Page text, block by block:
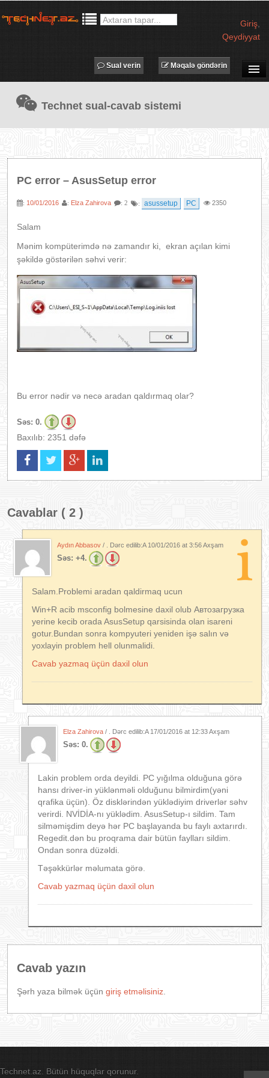
Giriş
Qeydiyyat
TECHNET TV
MƏQALƏLƏR
PROQRAMLAR
AVADANLIQLAR
XƏBƏRLƏR
Məqalə göndərin
Sual verin
Technet sual-cavab sistemi
PC error – AsusSetup error
: 10/01/2016 : Elza Zahirova : 2 : asussetup PC 2350
Salam
Mənim kompüterimdə nə zamandır ki, ekran açılan kimi
şəkildə göstərilən səhvi verir:
Bu error nədir və necə aradan qaldırmaq olar?
Səs: 0.
Baxılıb: 2351 dəfə
Cavablar ( 2 )
Aydın Abbasov / . Dərc edilib:A 10/01/2016 at 3:56 Axşam
Səs: +4.
Salam.Problemi aradan qaldirmaq ucun
Win+R acib msconfig bolmesine daxil olub Автозагрузка
yerine kecib orada AsusSetup qarsisinda olan isareni
gotur.Bundan sonra kompyuteri yeniden işə salın və
yoxlayin problem hell olunmalidi.
Cavab yazmaq üçün daxil olun
Elza Zahirova / . Dərc edilib:A 17/01/2016 at 12:33 Axşam
Səs: 0.
Lakin problem orda deyildi. PC yığılma olduğuna görə
hansı driver-in yüklənməli olduğunu bilmirdim(yəni
qrafika üçün). Öz disklərindən yüklədiyim driverlər səhv
verirdi. NVİDİA-nı yüklədim. AsusSetup-ı sildim. Tam
silməmişdim deyə hər PC başlayanda bu faylı axtarırdı.
Regedit.dən bu proqrama dair bütün faylları sildim.
Ondan sonra düzəldi.
Təşəkkürlər məlumata görə.
Cavab yazmaq üçün daxil olun
Cavab yazın
Şərh yaza bilmək üçün giriş etməlisiniz
Technet.az. Bütün hüquqlar qorunur.